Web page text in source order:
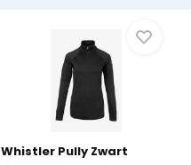
Whistler Pully Zwart